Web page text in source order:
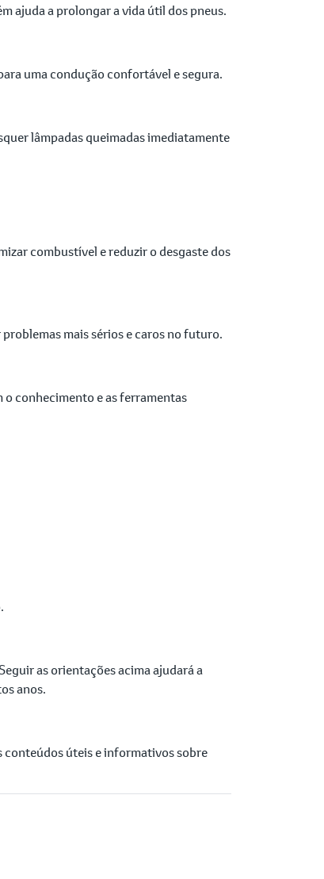
ajuda a prolongar a vida útil dos pneus.
uma condução confortável e segura.
lâmpadas queimadas imediatamente
combustível e reduzir o desgaste dos
mais sérios e caros no futuro.
o conhecimento e as ferramentas
as orientações acima ajudará a
anos.
conteúdos úteis e informativos sobre